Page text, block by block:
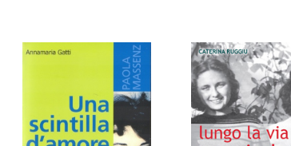
AGGIUNGI AL AGGIUNGI AL